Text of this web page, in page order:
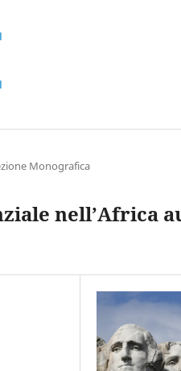
Monografica
nell’Africa